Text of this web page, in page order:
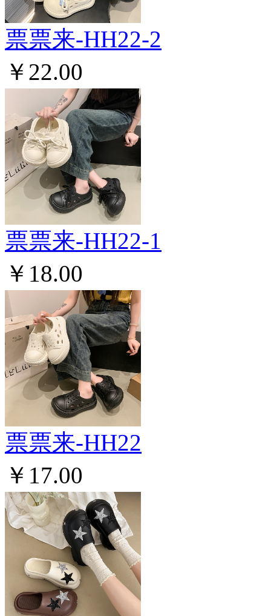
票票来-HH22-2
￥22.00
票票来-HH22-1
￥18.00
票票来-HH22
￥17.00